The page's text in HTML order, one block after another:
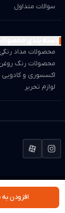
افزودن
سوالات متداول
محصولات مداد رنگی
محصولات رنگ
اکسسوری و کادویی
لوازم تحریر
استفاده از مطالب این
کلیه